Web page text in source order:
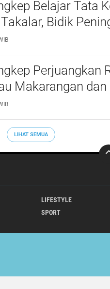
Belajar Tata
Bidik
Perjuangkan
Makarangan
LIHAT SEMUA
LIFESTYLE
SPORT